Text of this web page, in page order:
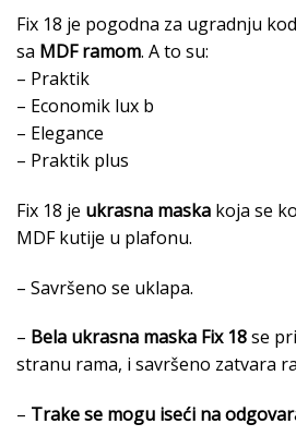
Fix 18 je pogodna za ugradnju
sa MDF ramom. A to su:
– Praktik
– Economik lux b
– Elegance
– Praktik plus
Fix 18 je ukrasna maska koja se
MDF kutije u plafonu.
– Savršeno se uklapa.
– Bela ukrasna maska Fix 18se
stranu rama, i savršeno zatvara
– Trake se mogu iseći na